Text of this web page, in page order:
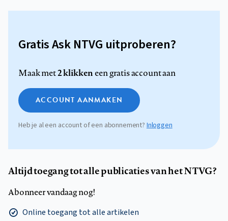
Gratis Ask NTVG uitproberen?
Maak met2 klikkeneen gratis account aan
ACCOUNT AANMAKEN
Heb je al een account of een abonnement?Inloggen
Altijd toegang tot alle publicaties van het NTVG?
Abonneer vandaag nog!
Online toegang tot alle artikelen